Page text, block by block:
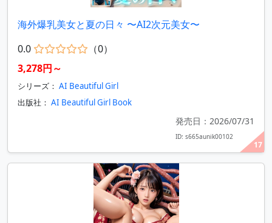
17
海外爆乳美女と夏の日々 〜AI2次元美女〜
0.0
（0）
3,278円～
シリーズ： AI Beautiful Girl
出版社： AI Beautiful Girl Book
発売日：2026/07/31
ID: s665aunik00102